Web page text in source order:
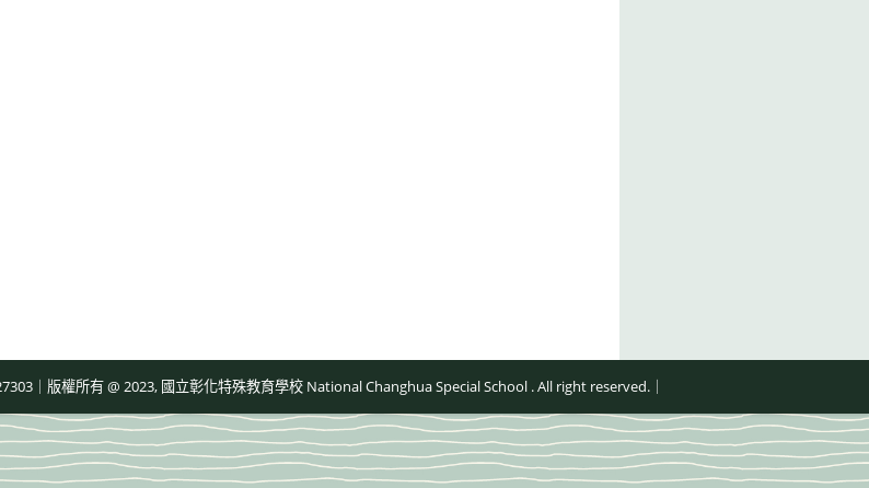
｜版權所有 @ 2023, 國立彰化特殊教育學校 National Changhua Special School . All right reserved.｜